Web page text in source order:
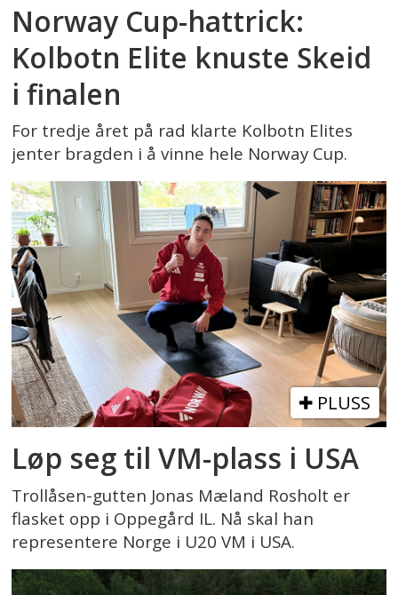
Norway Cup-hattrick:
Kolbotn Elite knuste Skeid
i finalen
For tredje året på rad klarte Kolbotn Elites
jenter bragden i å vinne hele Norway Cup.
PLUSS
Løp seg til VM-plass i USA
Trollåsen-gutten Jonas Mæland Rosholt er
flasket opp i Oppegård IL. Nå skal han
representere Norge i U20 VM i USA.